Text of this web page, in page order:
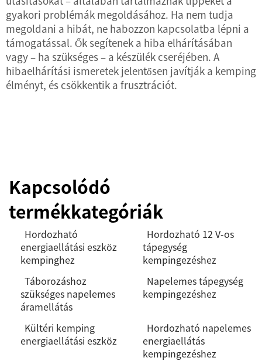
gyakori problémák megoldásához. Ha nem tudja
megoldani a hibát, ne habozzon kapcsolatba lépni a
támogatással. Ők segítenek a hiba elhárításában
vagy – ha szükséges – a készülék cseréjében. A
hibaelhárítási ismeretek jelentősen javítják a kemping
élményt, és csökkentik a frusztrációt.
Kapcsolódó
termékkategóriák
Hordozható
energiaellátási eszköz
kempinghez
Hordozható 12 V-os
tápegység
kempingezéshez
Táborozáshoz
szükséges napelemes
áramellátás
Napelemes tápegység
kempingezéshez
Kültéri kemping
energiaellátási eszköz
Hordozható napelemes
energiaellátás
kempingezéshez